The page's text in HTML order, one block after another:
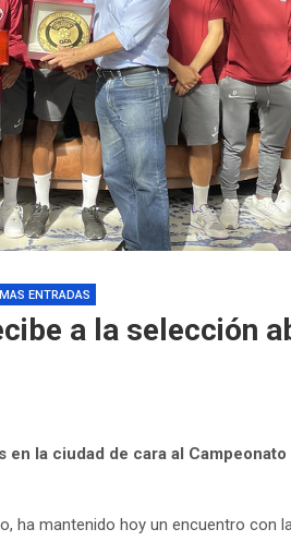
ENTRADAS
a la selección
la ciudad de cara al
ha mantenido hoy un encuentro con